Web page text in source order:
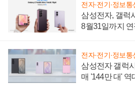
전자·전기·정보통
삼성전자, 갤럭
8월31일까지
전자·전기·정보통
삼성전자 갤럭
매 '144만 대' 역